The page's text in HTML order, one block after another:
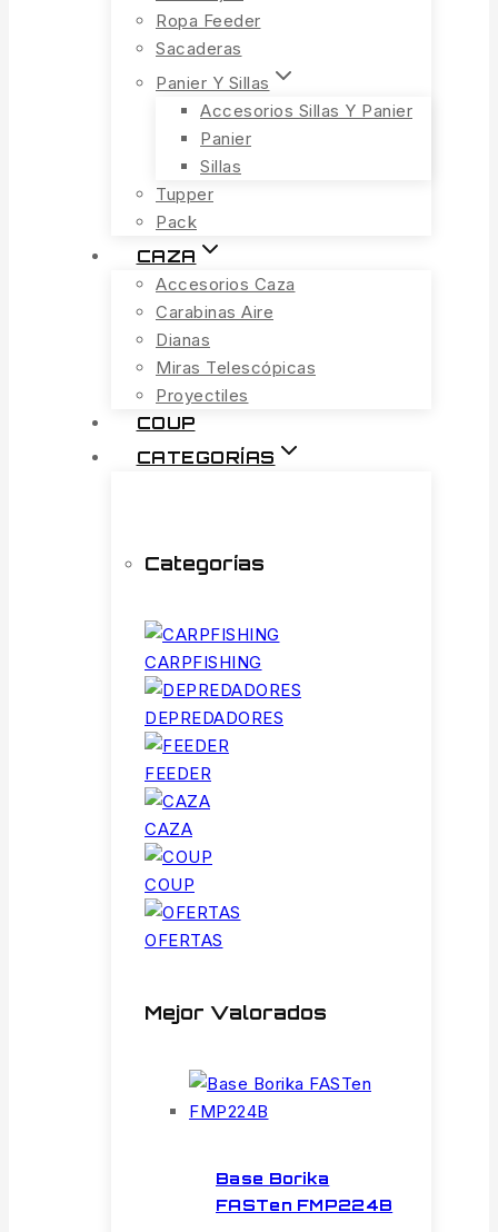
Ropa Feeder
Sacaderas
Panier Y Sillas
Accesorios Sillas Y Panier
Panier
Sillas
Tupper
Pack
CAZA
Accesorios Caza
Carabinas Aire
Dianas
Miras Telescópicas
Proyectiles
COUP
CATEGORÍAS
Categorías
CARPFISHING
DEPREDADORES
FEEDER
CAZA
COUP
OFERTAS
Mejor Valorados
Base Borika
FASTen FMP224B